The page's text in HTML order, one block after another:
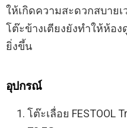
ให้เกิดความสะดวกสบาย
โต๊ะข้างเตียงยังทำให้ห้อง
ยิ่งขึ้น
อุปกรณ์
โต๊ะเลื่อย FESTOOL